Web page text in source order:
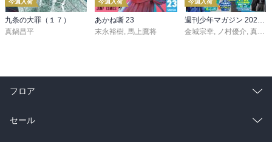
今週入荷
九条の大罪（１７）
真鍋昌平
今週入荷
あかね噺 23
末永裕樹, 馬上鷹将
今週入荷
週刊少年マガジン 2026年36・37号[2026年8月5日発売]
金城宗幸, ノ村優介, 真島ヒロ
フロア
総合
セール